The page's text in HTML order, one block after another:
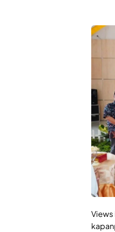
Views